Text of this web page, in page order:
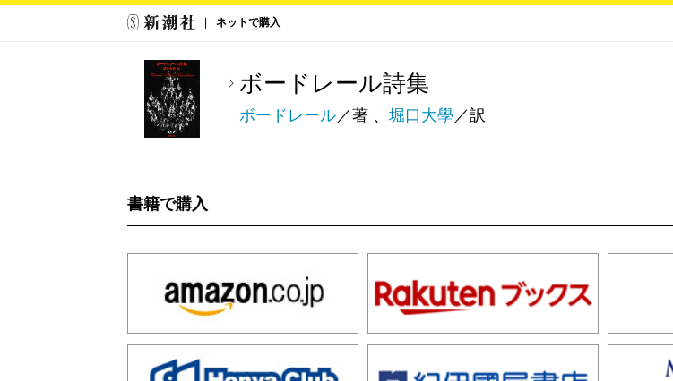
ネットで購入
ボードレール詩集
ボードレール／著 、 堀口大學 ／訳
書籍で購入